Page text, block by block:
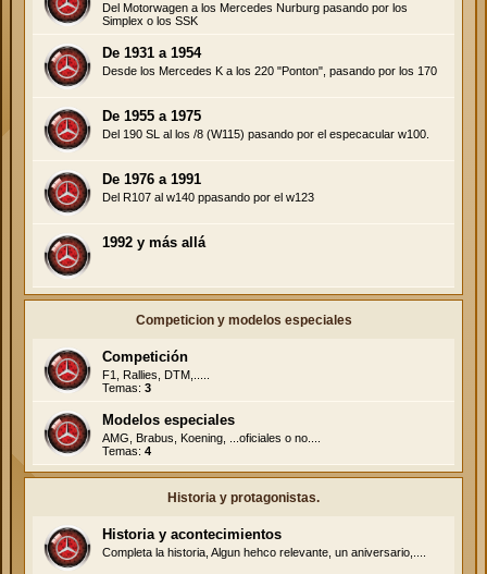
Del Motorwagen a los Mercedes Nurburg pasando por los
Simplex o los SSK
De 1931 a 1954
Desde los Mercedes K a los 220 "Ponton", pasando por los 170
De 1955 a 1975
Del 190 SL al los /8 (W115) pasando por el especacular w100.
De 1976 a 1991
Del R107 al w140 ppasando por el w123
1992 y más allá
Competicion y modelos especiales
Competición
F1, Rallies, DTM,.....
Temas: 3
Modelos especiales
AMG, Brabus, Koening, ...oficiales o no....
Temas: 4
Historia y protagonistas.
Historia y acontecimientos
Completa la historia, Algun hehco relevante, un aniversario,....